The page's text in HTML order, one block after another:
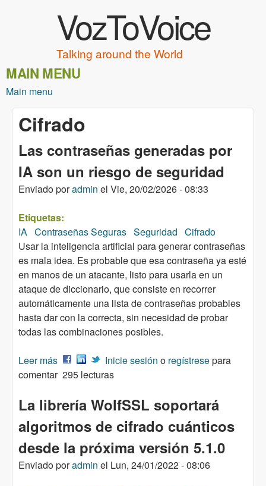
VozToVoice
Talking around the World
MAIN MENU
Main menu
Cifrado
Las contraseñas generadas por
IA son un riesgo de seguridad
Enviado poradmin el Vie, 20/02/2026 - 08:33
Etiquetas:
IA Contraseñas Seguras Seguridad Cifrado
Usar la inteligencia artificial para generar contraseñas
es mala idea. Es probable que esa contraseña ya esté
en manos de un atacante, listo para usarla en un
ataque de diccionario, que consiste en recorrer
automáticamente una lista de contraseñas probables
hasta dar con la correcta, sin necesidad de probar
todas las combinaciones posibles.
Leer más sobre Las contraseñas generadas por IA son un
riesgo de seguridad
Inicie sesión o regístresepara
comentar 295 lecturas
La librería WolfSSL soportará
algoritmos de cifrado cuánticos
desde la próxima versión 5.1.0
Enviado poradmin el Lun, 24/01/2022 - 08:06